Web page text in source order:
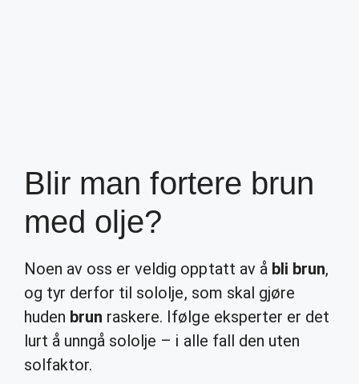
Blir man fortere brun
med olje?
Noen av oss er veldig opptatt av å bli brun,
og tyr derfor til sololje, som skal gjøre
huden brun raskere. Ifølge eksperter er det
lurt å unngå sololje – i alle fall den uten
solfaktor.